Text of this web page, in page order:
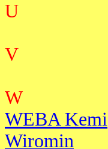
U
V
W
WEBA Kemi
Wiromin